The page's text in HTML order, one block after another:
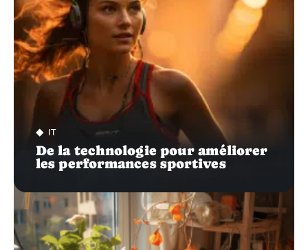
IT
De la technologie pour améliorer
les performances sportives